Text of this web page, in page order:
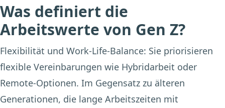
Was definiert die
Arbeitswerte von Gen Z?
Flexibilität und Work-Life-Balance: Sie priorisieren
flexible Vereinbarungen wie Hybridarbeit oder
Remote-Optionen. Im Gegensatz zu älteren
Generationen, die lange Arbeitszeiten mit